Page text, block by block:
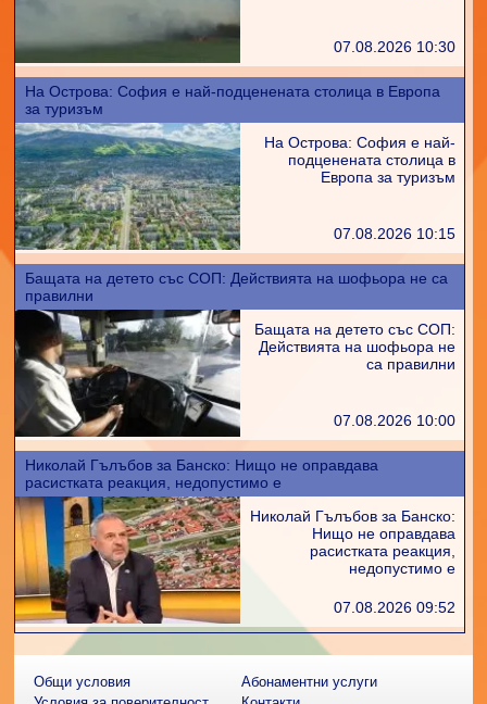
07.08.2026 10:30
На Острова: София е най-подценената столица в Европа
за туризъм
На Острова: София е най-
подценената столица в
Европа за туризъм
07.08.2026 10:15
Бащата на детето със СОП: Действията на шофьора не са
правилни
Бащата на детето със СОП:
Действията на шофьора не
са правилни
07.08.2026 10:00
Николай Гълъбов за Банско: Нищо не оправдава
расистката реакция, недопустимо е
Николай Гълъбов за Банско:
Нищо не оправдава
расистката реакция,
недопустимо е
07.08.2026 09:52
Общи условия
Абонаментни услуги